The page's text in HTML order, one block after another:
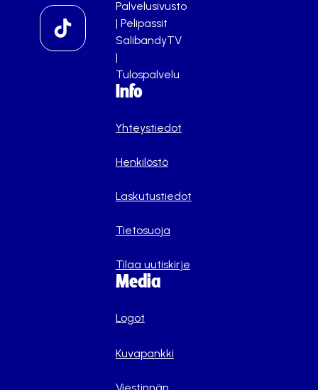
Palvelusivusto
| Pelipassit
SalibandyTV
|
Tulospalvelu
Info
Yhteystiedot
Henkilöstö
Laskutustiedot
Tietosuoja
Tilaa uutiskirje
Media
Logot
Kuvapankki
Viestinnän